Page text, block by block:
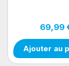
69,99
Ajouter au